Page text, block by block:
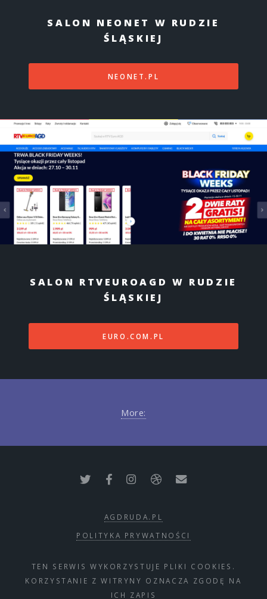
SALON NEONET W RUDZIE
ŚLĄSKIEJ
NEONET.PL
SALON RTVEUROAGD W RUDZIE
ŚLĄSKIEJ
EURO.COM.PL
More:
AGDRUDA.PL
POLITYKA PRYWATNOŚCI
TEN SERWIS WYKORZYSTUJE PLIKI COOKIES.
KORZYSTANIE Z WITRYNY OZNACZA ZGODĘ NA
ICH ZAPIS